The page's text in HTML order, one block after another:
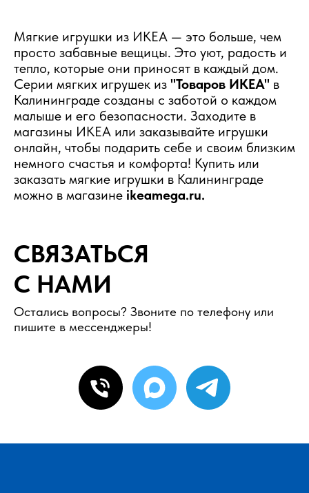
Мягкие игрушки из ИКЕА — это больше, чем
просто забавные вещицы. Это уют, радость и
тепло, которые они приносят в каждый дом.
Серии мягких игрушек из "Товаров ИКЕА" в
Калининграде созданы с заботой о каждом
малыше и его безопасности. Заходите в
магазины ИКЕА или заказывайте игрушки
онлайн, чтобы подарить себе и своим близким
немного счастья и комфорта! Купить или
заказать мягкие игрушки в Калининграде
можно в магазине ikeamega.ru.
СВЯЗАТЬСЯ
С НАМИ
Остались вопросы? Звоните по телефону или
пишите в мессенджеры!